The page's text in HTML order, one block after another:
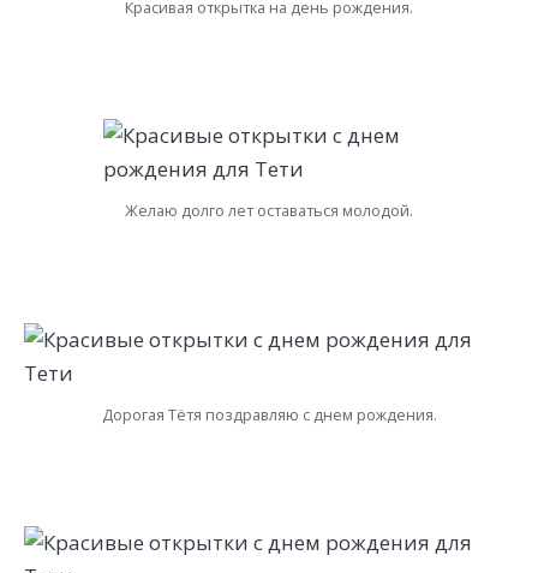
Красивая открытка на день рождения.
Желаю долго лет оставаться молодой.
Дорогая Тётя поздравляю с днем рождения.